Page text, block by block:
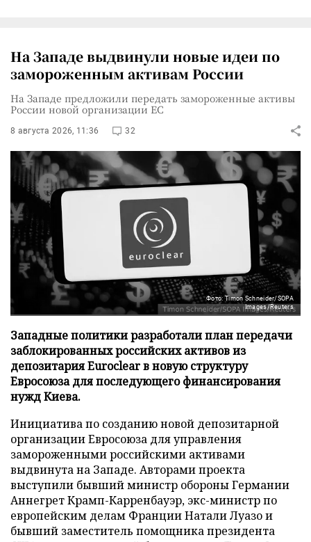
На Западе выдвинули новые идеи по
замороженным активам России
На Западе предложили передать замороженные активы
России новой организации ЕС
8 августа 2026, 11:36 32
Фото: Timon Schneider/SOPA
Images/Reuters
Западные политики разработали план передачи
заблокированных российских активов из
депозитария Euroclear в новую структуру
Евросоюза для последующего финансирования
нужд Киева.
Инициатива по созданию новой депозитарной
организации Евросоюза для управления
замороженными российскими активами
выдвинута на Западе. Авторами проекта
выступили бывший министр обороны Германии
Аннегрет Крамп-Карренбауэр, экс-министр по
европейским делам Франции Натали Луазо и
бывший заместитель помощника президента